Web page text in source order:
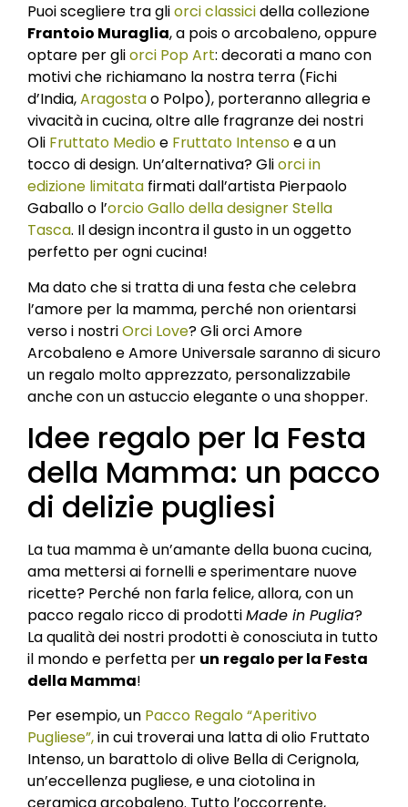
Puoi scegliere tra gliorci classicidella collezione
Frantoio Muraglia, a pois o arcobaleno, oppure
optare per gliorci Pop Art: decorati a mano con
motivi che richiamano la nostra terra (Fichi
d’India,Aragostao Polpo), porteranno allegria e
vivacità in cucina, oltre alle fragranze dei nostri
Oli Fruttato Medioe Fruttato Intensoe a un
tocco di design. Un’alternativa? Gliorci in
edizione limitata firmati dall’artista Pierpaolo
Gaballo o l’orcio Gallo della designer Stella
Tasca. Il design incontra il gusto in un oggetto
perfetto per ogni cucina!
Ma dato che si tratta di una festa che celebra
l’amore per la mamma, perché non orientarsi
verso i nostriOrci Love? Gli orci Amore
Arcobaleno e Amore Universale saranno di sicuro
un regalo molto apprezzato, personalizzabile
anche con un astuccio elegante o una shopper.
Idee regalo per la Festa
della Mamma: un pacco
di delizie pugliesi
La tua mamma è un’amante della buona cucina,
ama mettersi ai fornelli e sperimentare nuove
ricette? Perché non farla felice, allora, con un
pacco regalo ricco di prodottiMade in Puglia?
La qualità dei nostri prodotti è conosciuta in tutto
il mondo e perfetta per un regalo per la Festa
della Mamma!
Per esempio, un Pacco Regalo “Aperitivo
Pugliese”,in cui troverai una latta di olio Fruttato
Intenso, un barattolo di olive Bella di Cerignola,
un’eccellenza pugliese, e una ciotolina in